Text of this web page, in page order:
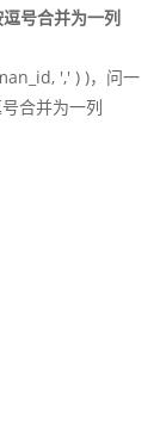
号合并为一列
',' ) )，问一
合并为一列